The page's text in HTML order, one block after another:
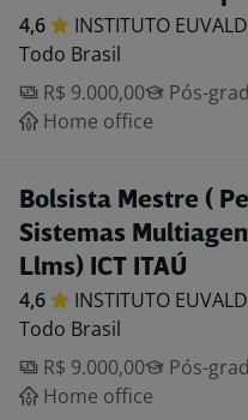
4,6 INSTITUTO
Todo Brasil
R$ 9.000,00
Pós-
Home office
Bolsista Mestre (
Sistemas
Llms) ICT ITAÚ
4,6 INSTITUTO
Todo Brasil
R$ 9.000,00
Pós-
Home office